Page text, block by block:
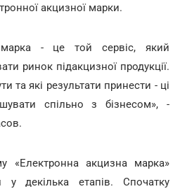
акцизної марки.
марка - це той сервіс, який
ринок підакцизної продукції.
та які результати принести - ці
спільно з бізнесом», -
«Електронна акцизна марка»
у декілька етапів. Спочатку